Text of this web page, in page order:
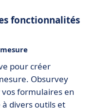
fonctionnalités
pour créer
Obsurvey
formulaires en
divers outils et